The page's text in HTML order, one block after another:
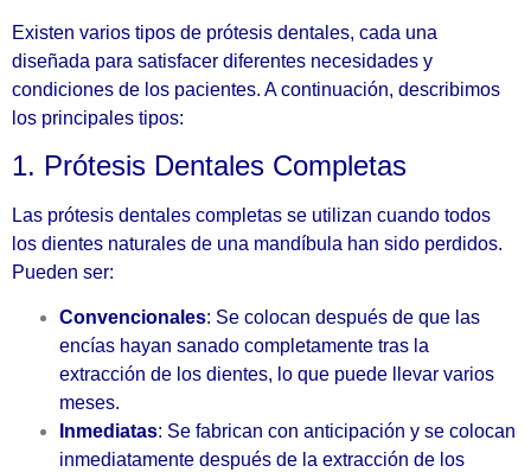
Existen varios tipos de prótesis dentales, cada una
diseñada para satisfacer diferentes necesidades y
condiciones de los pacientes. A continuación, describimos
los principales tipos:
1. Prótesis Dentales Completas
Las prótesis dentales completas se utilizan cuando todos
los dientes naturales de una mandíbula han sido perdidos.
Pueden ser:
Convencionales: Se colocan después de que las
encías hayan sanado completamente tras la
extracción de los dientes, lo que puede llevar varios
meses.
Inmediatas: Se fabrican con anticipación y se colocan
inmediatamente después de la extracción de los